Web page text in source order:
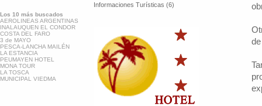
Los 10 más buscados
AEROLINEAS ARGENTINAS
INALAUQUEN EL CONDOR
COSTA DEL FARO
3 de MAYO
PESCA-LANCHA MAILÉN
LA ESTANCIA
PEUMAYEN HOTEL
MONA TOUR
LA TOSCA
MUNICIPAL VIEDMA
Informaciones Turísticas (6)